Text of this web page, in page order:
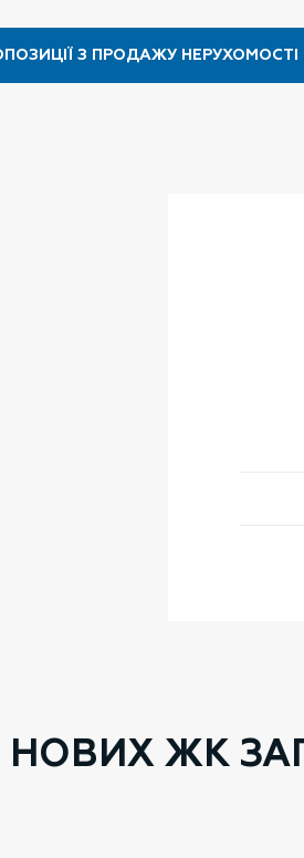
З ПРОДАЖУ НЕРУХОМОСТІ
НОВИХ ЖК